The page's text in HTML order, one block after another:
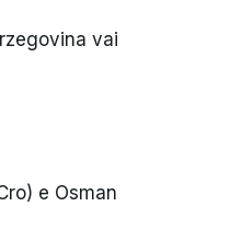
vai
e Osman